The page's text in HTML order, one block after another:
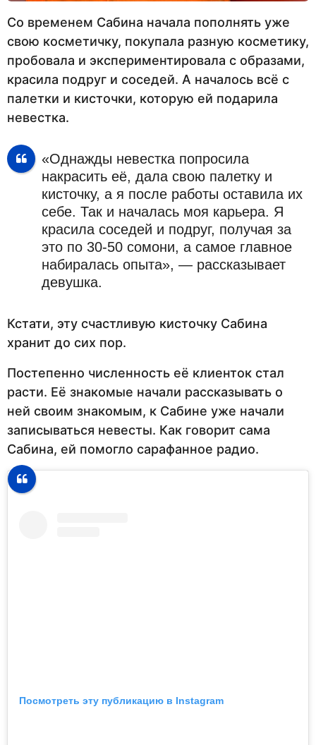
Со временем Сабина начала пополнять уже
свою косметичку, покупала разную косметику,
пробовала и экспериментировала с образами,
красила подруг и соседей. А началось всё с
палетки и кисточки, которую ей подарила
невестка.
«Однажды невестка попросила
накрасить её, дала свою палетку и
кисточку, а я после работы оставила их
себе. Так и началась моя карьера. Я
красила соседей и подруг, получая за
это по 30-50 сомони, а самое главное
набиралась опыта», — рассказывает
девушка.
Кстати, эту счастливую кисточку Сабина
хранит до сих пор.
Постепенно численность её клиенток стал
расти. Её знакомые начали рассказывать о
ней своим знакомым, к Сабине уже начали
записываться невесты. Как говорит сама
Сабина, ей помогло сарафанное радио.
Посмотреть эту публикацию в Instagram